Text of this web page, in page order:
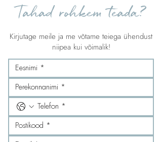
Tahad rohkem teada?
Kirjutage meile ja me võtame teiega ühendust
niipea kui võimalik!